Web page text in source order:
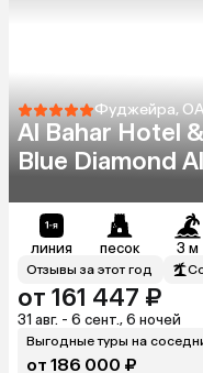
Фуджейра,
Al Bahar Hotel
Blue Diamond
линия песок 3 м
Отзывы за этот год
от 161 447 ₽
31 авг. - 6 сент., 6 ночей
Выгодные туры на
от 186 000 ₽